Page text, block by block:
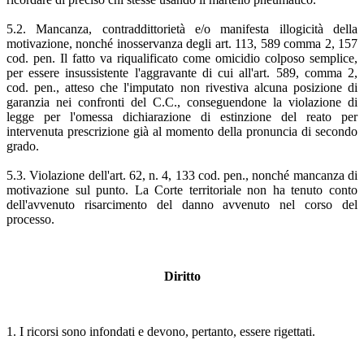
5.2. Mancanza, contraddittorietà e/o manifesta illogicità della
motivazione, nonché inosservanza degli art. 113, 589 comma 2, 157
cod. pen. Il fatto va riqualificato come omicidio colposo semplice,
per essere insussistente l'aggravante di cui all'art. 589, comma 2,
cod. pen., atteso che l'imputato non rivestiva alcuna posizione di
garanzia nei confronti del C.C., conseguendone la violazione di
legge per l'omessa dichiarazione di estinzione del reato per
intervenuta prescrizione già al momento della pronuncia di secondo
grado.
5.3. Violazione dell'art. 62, n. 4, 133 cod. pen., nonché mancanza di
motivazione sul punto. La Corte territoriale non ha tenuto conto
dell'avvenuto risarcimento del danno avvenuto nel corso del
processo.
Diritto
1. I ricorsi sono infondati e devono, pertanto, essere rigettati.